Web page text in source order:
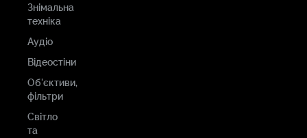
Знімальна
техніка
Аудіо
Відеостіни
Об'єктиви,
фільтри
Світло
та